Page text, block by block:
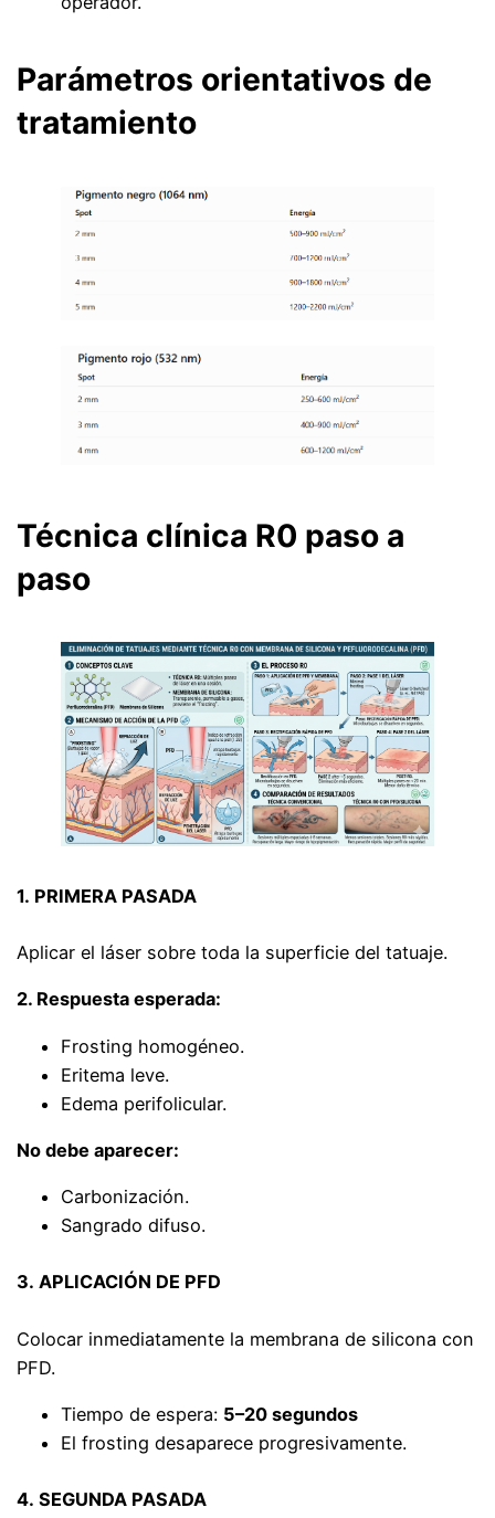
Parámetros orientativos de
tratamiento
Técnica clínica R0 paso a
paso
1. PRIMERA PASADA
Aplicar el láser sobre toda la superficie del tatuaje.
2. Respuesta esperada:
Frosting homogéneo.
Eritema leve.
Edema perifolicular.
No debe aparecer:
Carbonización.
Sangrado difuso.
3.APLICACIÓN DE PFD
Colocar inmediatamente la membrana de silicona con
PFD.
Tiempo de espera: 5–20 segundos
El frosting desaparece progresivamente.
4.SEGUNDA PASADA